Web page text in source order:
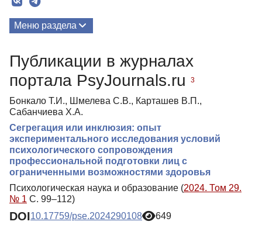
Меню раздела
Медиа-материалы
Публикации в журналах
портала PsyJournals.ru
3
Бонкало Т.И., Шмелева С.В., Карташев В.П.,
Сабанчиева Х.А.
Сегрегация или инклюзия: опыт
экспериментального исследования условий
психологического сопровождения
профессиональной подготовки лиц с
ограниченными возможностями здоровья
Психологическая наука и образование (2024. Том 29.
№ 1 С. 99–112)
DOI10.17759/pse.2024290108 649